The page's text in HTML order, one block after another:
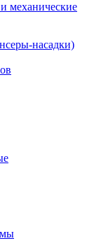
механические
насадки)